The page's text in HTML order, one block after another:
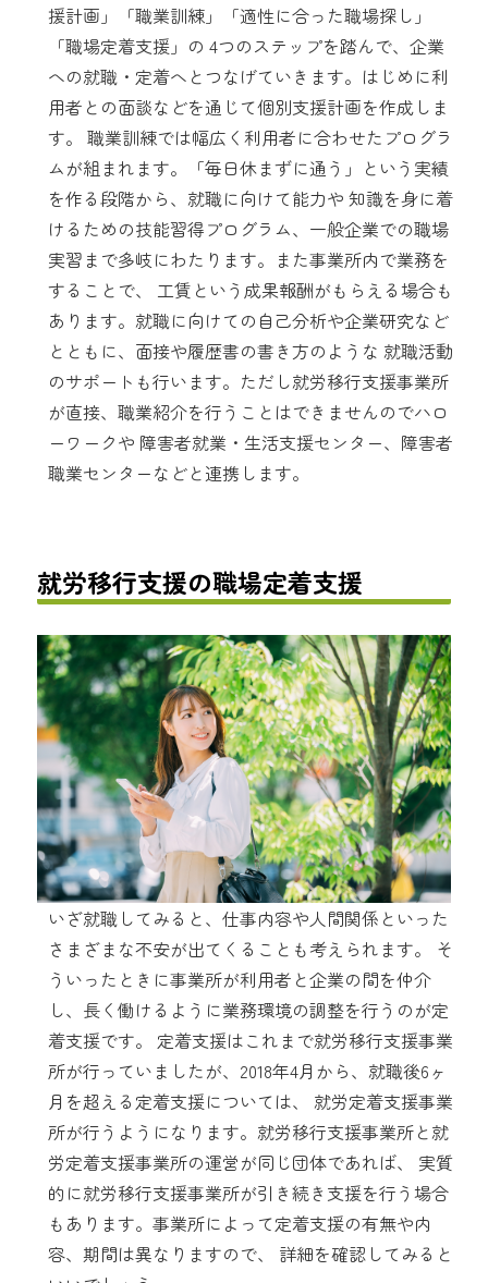
援計画」「職業訓練」「適性に合った職場探し」
「職場定着支援」の 4つのステップを踏んで、企業
への就職・定着へとつなげていきます。はじめに利
用者との面談などを通じて個別支援計画を作成しま
す。 職業訓練では幅広く利用者に合わせたプログラ
ムが組まれます。「毎日休まずに通う」という実績
を作る段階から、就職に向けて能力や 知識を身に着
けるための技能習得プログラム、一般企業での職場
実習まで多岐にわたります。また事業所内で業務を
することで、 工賃という成果報酬がもらえる場合も
あります。就職に向けての自己分析や企業研究など
とともに、面接や履歴書の書き方のような 就職活動
のサポートも行います。ただし就労移行支援事業所
が直接、職業紹介を行うことはできませんのでハロ
ーワークや 障害者就業・生活支援センター、障害者
職業センターなどと連携します。
就労移行支援の職場定着支援
いざ就職してみると、仕事内容や人間関係といった
さまざまな不安が出てくることも考えられます。 そ
ういったときに事業所が利用者と企業の間を仲介
し、長く働けるように業務環境の調整を行うのが定
着支援です。 定着支援はこれまで就労移行支援事業
所が行っていましたが、2018年4月から、就職後6ヶ
月を超える定着支援については、 就労定着支援事業
所が行うようになります。就労移行支援事業所と就
労定着支援事業所の運営が同じ団体であれば、 実質
的に就労移行支援事業所が引き続き支援を行う場合
もあります。事業所によって定着支援の有無や内
容、期間は異なりますので、 詳細を確認してみると